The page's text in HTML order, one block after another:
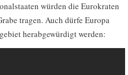
würden die Eurokraten
tragen. Auch dürfe Europa
herabgewürdigt werden: